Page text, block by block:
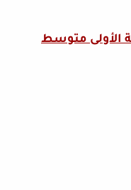
الأولى متوسط